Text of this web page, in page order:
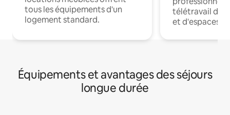
tous les équipements d'un
logement standard.
télétravail
et d'espaces
Équipements et avantages des séjours
longue durée